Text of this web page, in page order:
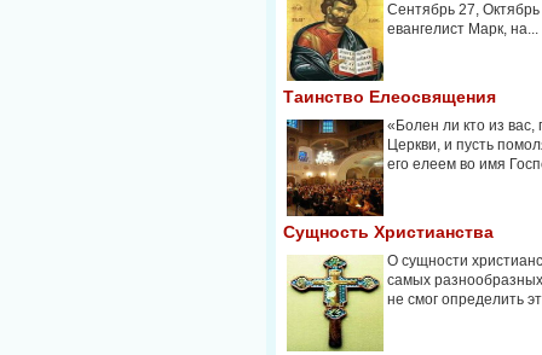
Сентябрь 27,
евангелист Марк, на...
Таинство Елеосвящения
«Болен ли кто из вас,
Церкви, и пусть
его елеем во имя
Сущность Христианства
О сущности
самых
не смог определить